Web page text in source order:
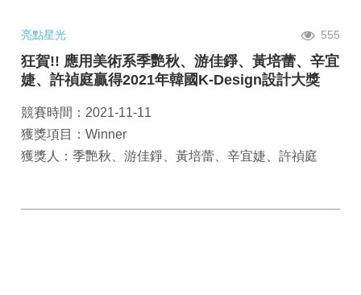
亮點星光 555
狂賀!! 應用美術系季艷秋、游佳錚、黃培蕾、辛宜
婕、許禎庭贏得2021年韓國K-Design設計大獎
競賽時間：2021-11-11
獲獎項目：Winner
獲獎人：季艷秋、游佳錚、黃培蕾、辛宜婕、許禎庭